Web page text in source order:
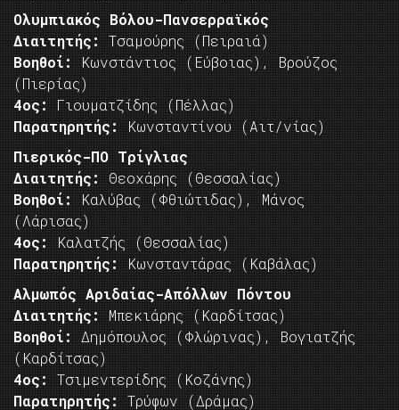
Ολυμπιακός Βόλου-Πανσερραϊκός
Διαιτητής:
Τσαμούρης (Πειραιά)
Βοηθοί:
Κωνστάντιος (Εύβοιας), Βρούζος
(Πιερίας)
4ος:
Γιουματζίδης (Πέλλας)
Παρατηρητής:
Κωνσταντίνου (Αιτ/νίας)
Πιερικός-ΠΟ Τρίγλιας
Διαιτητής:
Θεοχάρης (Θεσσαλίας)
Βοηθοί:
Καλύβας (Φθιώτιδας), Μάνος
(Λάρισας)
4ος:
Καλατζής (Θεσσαλίας)
Παρατηρητής:
Κωνσταντάρας (Καβάλας)
Αλμωπός Αριδαίας-Απόλλων Πόντου
Διαιτητής:
Μπεκιάρης (Καρδίτσας)
Βοηθοί:
Δημόπουλος (Φλώρινας), Βογιατζής
(Καρδίτσας)
4ος:
Τσιμεντερίδης (Κοζάνης)
Παρατηρητής:
Τρύφων (Δράμας)